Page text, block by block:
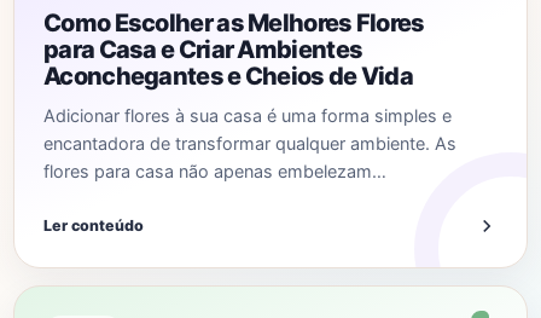
Como Escolher as Melhores Flores
para Casa e Criar Ambientes
Aconchegantes e Cheios de Vida
Adicionar flores à sua casa é uma forma simples e
encantadora de transformar qualquer ambiente. As
flores para casa não apenas embelezam…
Ler conteúdo